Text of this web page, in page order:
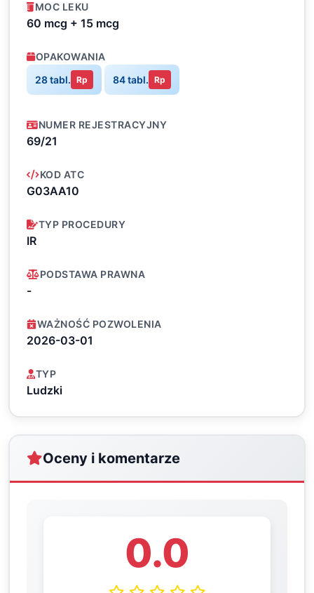
MOC LEKU
60 mcg + 15 mcg
OPAKOWANIA
28 tabl. Rp 84 tabl. Rp
NUMER REJESTRACYJNY
69/21
KOD ATC
G03AA10
TYP PROCEDURY
IR
PODSTAWA PRAWNA
-
WAŻNOŚĆ POZWOLENIA
2026-03-01
TYP
Ludzki
Oceny i komentarze
0.0